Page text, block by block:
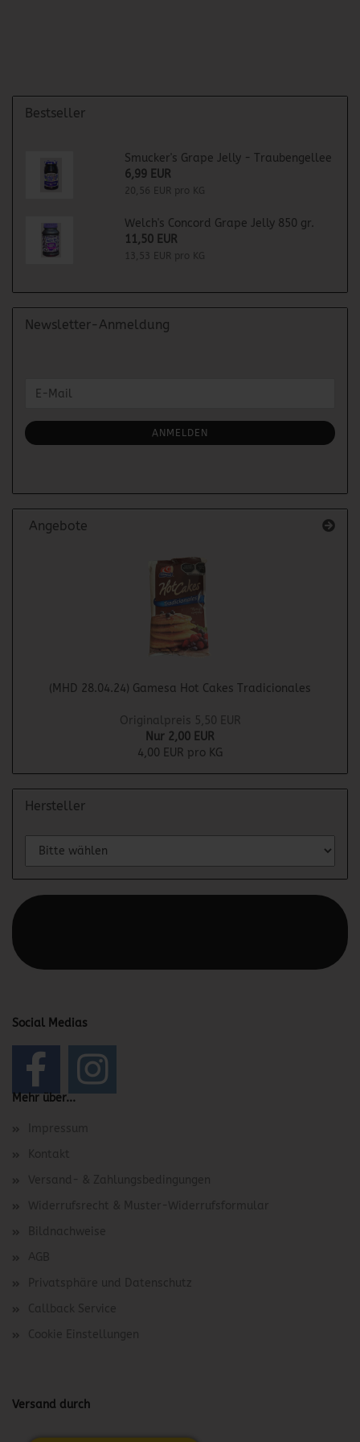
Bestseller
Smucker's Grape Jelly - Traubengellee
6,99 EUR
20,56 EUR pro KG
Welch's Concord Grape Jelly 850 gr.
11,50 EUR
13,53 EUR pro KG
Newsletter-Anmeldung
ZUR
ANMELDUNG
E-
ANMELDEN
Angebote
(MHD 28.04.24) Gamesa Hot Cakes Tradicionales
Originalpreis 5,50 EUR
Nur 2,00 EUR
4,00 EUR pro KG
Hersteller
Social Medias
Mehr über...
Impressum
Kontakt
Versand- & Zahlungsbedingungen
Widerrufsrecht & Muster-Widerrufsformular
Bildnachweise
AGB
Privatsphäre und Datenschutz
Callback Service
Cookie Einstellungen
Versand durch